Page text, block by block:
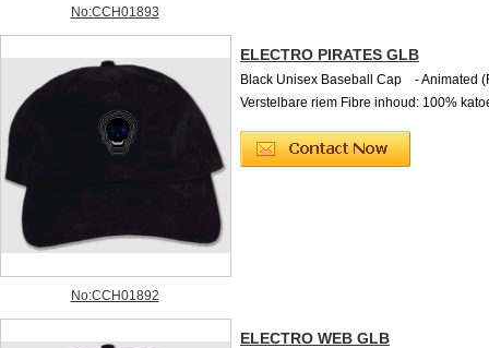
No:CCH01893
No:CCH01892
ELECTRO PIRATES GLB
Black Unisex Baseball Cap - Animated
Verstelbare riem Fibre inhoud: 100%
ELECTRO WEB GLB